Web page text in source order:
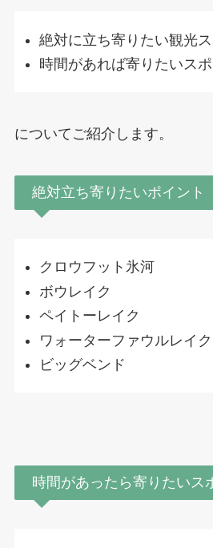
絶対に立ち寄りたい観光
時間があれば寄りたいスポ
についてご紹介します。
絶対立ち寄りたいポイント
クロウフット氷河
ボウレイク
ペイトーレイク
ワォーターファウルレイク
ビッグベンド
時間があったら寄りたいス